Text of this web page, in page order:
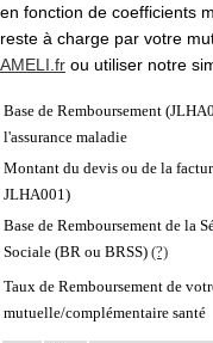
en fonction de coefficients
reste à charge par votre
AMELI.fr ou utiliser notre
Base de Remboursement
l'assurance maladie
Montant du devis ou de la
JLHA001)
Base de Remboursement de la
Sociale (BR ou BRSS) (?)
Taux de Remboursement de
mutuelle/complémentaire santé